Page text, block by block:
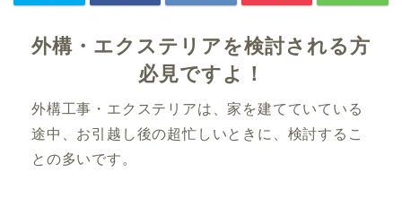
外構・エクステリアを検討される方
必見ですよ！
外構工事・エクステリアは、家を建てていている
途中、お引越し後の超忙しいときに、検討するこ
との多いです。